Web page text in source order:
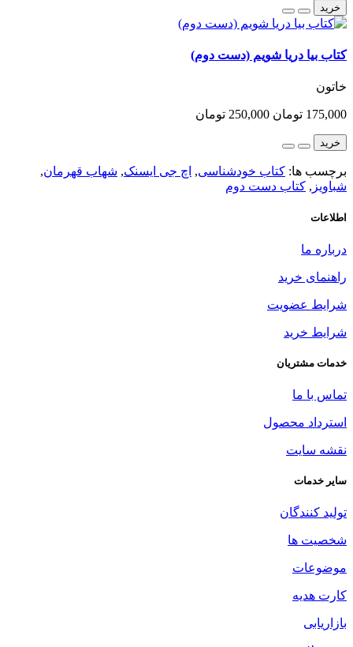
خرید
کتاب بیا دریا شویم (دست دوم)
خاتون
175,000 تومان 250,000 تومان
خرید
برچسب ها: کتاب خودشناسی, اچ جی ایسنک, شهاب قهرمان,
شباویز , کتاب دست دوم
اطلاعات
درباره ما
راهنمای خرید
شرایط عضویت
شرایط خرید
خدمات مشتریان
تماس با ما
استرداد محصول
نقشه سایت
سایر خدمات
تولید کنندگان
شخصیت ها
موضوعات
کارت هدیه
بازاریابی